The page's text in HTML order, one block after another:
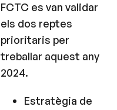
FCTC es van validar
els dos reptes
prioritaris per
treballar aquest any
2024.
Estratègia de